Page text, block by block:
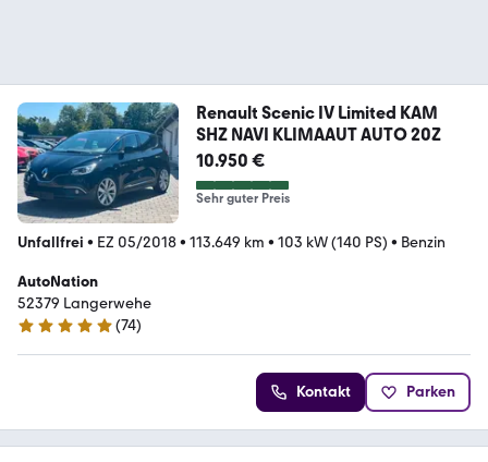
Renault Scenic IV Limited KAM
SHZ NAVI KLIMAAUT AUTO 20Z
10.950 €
Sehr guter Preis
Unfallfrei • EZ 05/2018• 113.649 km • 103 kW (140 PS) • Benzin
AutoNation
52379 Langerwehe
4.9 Sterne
(74)
Kontakt Parken